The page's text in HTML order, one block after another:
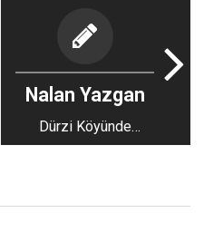
Nalan Yazgan
Dürzi Köyünde
Kurulan Oyun